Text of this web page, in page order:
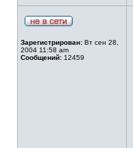
Зарегистрирован: Вт сен 28,
2004 11:58 am
Сообщений: 12459